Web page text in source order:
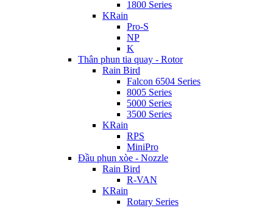
1800 Series
KRain
Pro-S
NP
K
Thân phun tia quay - Rotor
Rain Bird
Falcon 6504 Series
8005 Series
5000 Series
3500 Series
KRain
RPS
MiniPro
Đầu phun xòe - Nozzle
Rain Bird
R-VAN
KRain
Rotary Series